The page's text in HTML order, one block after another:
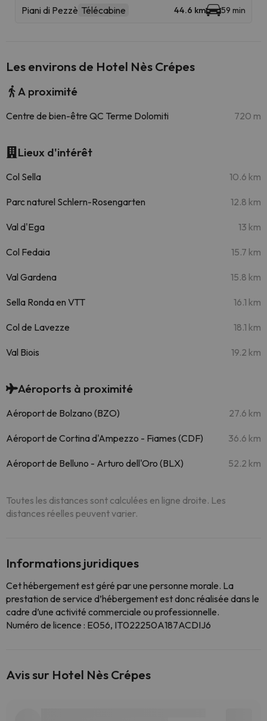
Piani di Pezzè Télécabine 44.6 km 59 min
Les environs de Hotel Nès Crépes
A proximité
Centre de bien-être QC Terme Dolomiti 720 m
Lieux d'intérêt
Col Sella 10.6 km
Parc naturel Schlern-Rosengarten 12.8 km
Val d'Ega 13 km
Col Fedaia 15.7 km
Val Gardena 15.8 km
Sella Ronda en VTT 16.1 km
Col de Lavezze 18.1 km
Val Biois 19.2 km
Aéroports à proximité
Aéroport de Bolzano (BZO) 27.6 km
Aéroport de Cortina d'Ampezzo - Fiames (CDF) 36.6 km
Aéroport de Belluno - Arturo dell'Oro (BLX) 52.2 km
Toutes les distances sont calculées en ligne droite. Les
distances réelles peuvent varier.
Informations juridiques
Cet hébergement est géré par une personne morale. La
prestation de service d’hébergement est donc réalisée dans le
cadre d’une activité commerciale ou professionnelle.
Numéro de licence : E056, IT022250A187ACDIJ6
Avis sur Hotel Nès Crépes